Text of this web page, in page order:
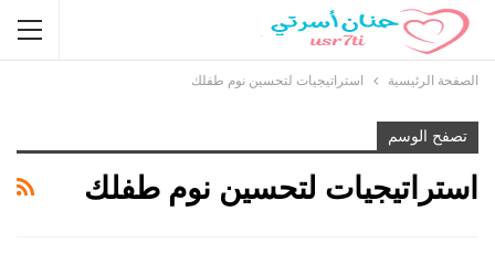
الصفحة الرئيسية استراتيجيات لتحسين نوم طفلك
تصفح الوسم
استراتيجيات لتحسين نوم طفلك